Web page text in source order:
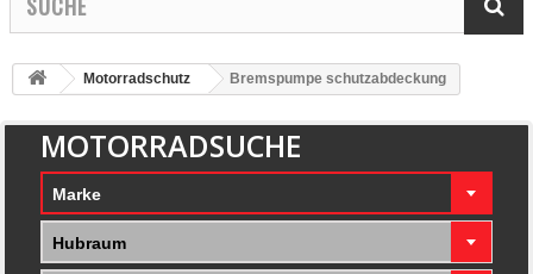
Motorradschutz Bremspumpe schutzabdeckung
MOTORRADSUCHE
Marke
Hubraum